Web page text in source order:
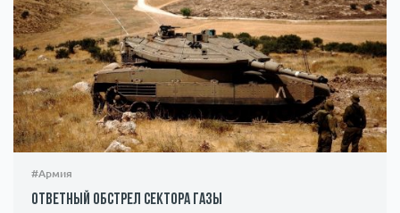
#Армия
Ответный обстрел сектора Газы